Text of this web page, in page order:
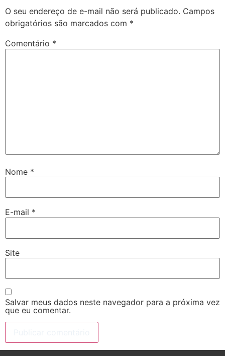
O seu endereço de e-mail não será publicado. Campos
obrigatórios são marcados com *
Comentário *
Nome *
E-mail *
Site
Salvar meus dados neste navegador para a próxima vez
que eu comentar.